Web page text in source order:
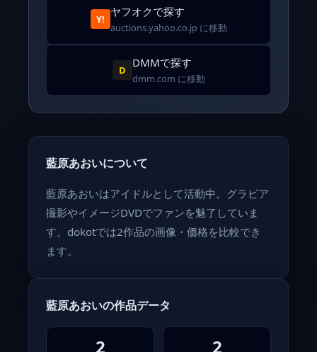
Y!
ヤフオクで探す
auctions.yahoo.co.jp に移動
D
DMMで探す
dmm.com に移動
藍原あおいについて
藍原あおいはアイドルとして活動中。グラビア
撮影やイメージDVDでファンを魅了していま
す。dokotでは2作品の画像・価格を比較でき
ます。
藍原あおいの作品データ
2 2